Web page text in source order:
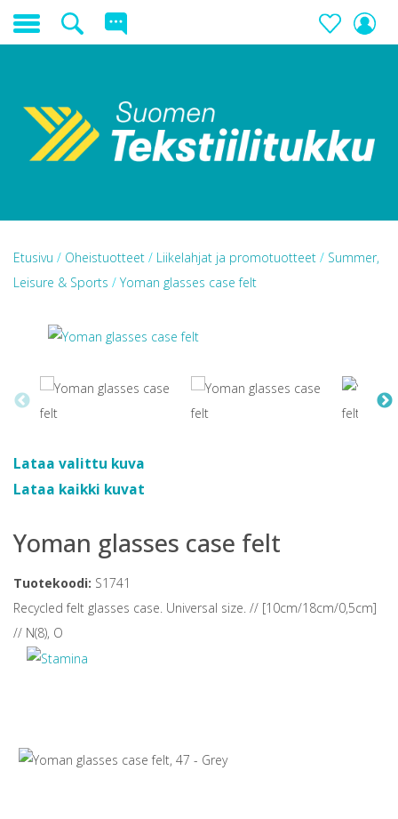
Etusivu / Oheistuotteet / Liikelahjat ja promotuotteet / Summer,
Leisure & Sports / Yoman glasses case felt
Lataa valittu kuva
Lataa kaikki kuvat
Yoman glasses case felt
Tuotekoodi: S1741
Recycled felt glasses case. Universal size. // [10cm/18cm/0,5cm]
// N(8), O